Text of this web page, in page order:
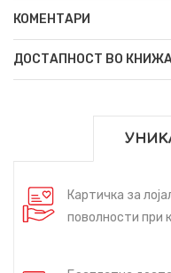
КОМЕНТАРИ
ДОСТАПНОСТ ВО
Картичка за
поволности при